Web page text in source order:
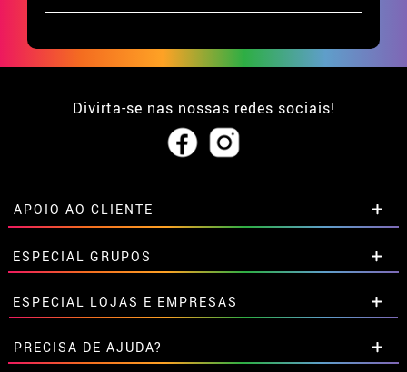
Divirta-se nas nossas redes sociais!
APOIO AO CLIENTE
• Sobre nós
• Condições de venda
• Aviso legal ePrivacidade
• Atendimento ao cliente
• Utilização de cookies
•Configuração de cookies
ESPECIAL GRUPOS
Descontos especiais para grupos.
Entre em contato connosco aqui
ESPECIAL LOJAS E EMPRESAS
Descontos especiais para grupos.
Entre em contato connosco aqui
PRECISA DE AJUDA?